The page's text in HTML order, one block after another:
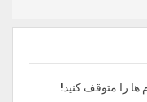
را‌ متوقف‌ کنید!